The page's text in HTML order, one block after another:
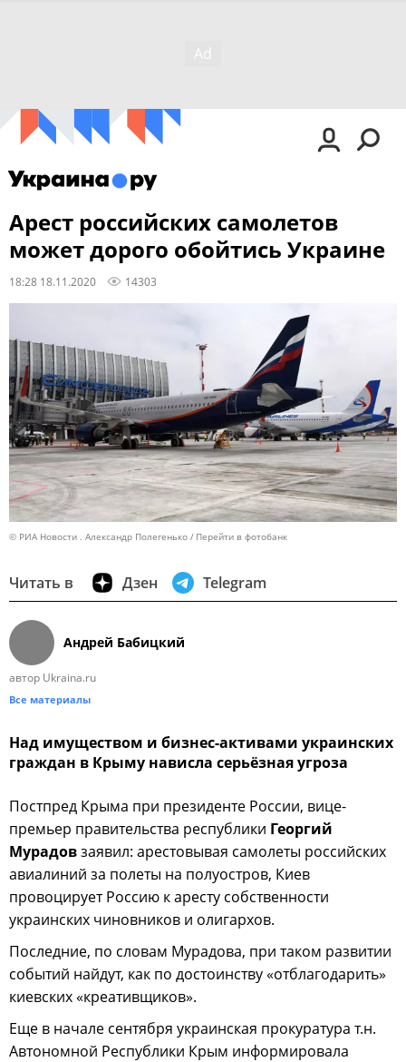
Арест российских самолетов
может дорого обойтись Украине
18:28 18.11.2020 14303
© РИА Новости . Александр Полегенько Перейти в фотобанк
Читать в Дзен Telegram
Андрей Бабицкий
автор Ukraina.ru
Все материалы
Над имуществом и бизнес-активами украинских
граждан в Крыму нависла серьёзная угроза
Постпред Крыма при президенте России, вице-
премьер правительства республики Георгий
Мурадовзаявил: арестовывая самолеты российских
авиалиний за полеты на полуостров, Киев
провоцирует Россию к аресту собственности
украинских чиновников и олигархов.
Последние, по словам Мурадова, при таком развитии
событий найдут, как по достоинству «отблагодарить»
киевских «креативщиков».
Еще в начале сентября украинская прокуратура т.н.
Автономной Республики Крым информировала